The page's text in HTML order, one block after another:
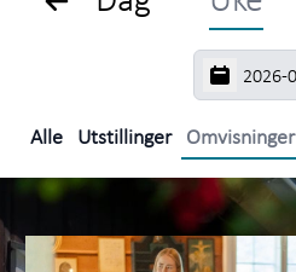
Alle Utstillinger Omvisninger